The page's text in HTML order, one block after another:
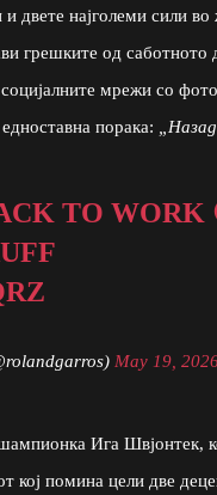
двете најголеми сили
грешките од
мрежи со
порака:
TO WORK
May 19,
Ига Швјонтек,
кој помина цели две